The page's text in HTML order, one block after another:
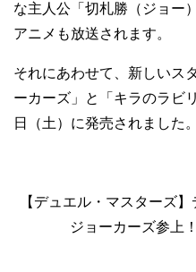
な主人公「切札勝（ジョー
アニメも放送されます。
それにあわせて、新しいス
ーカーズ」と「キラのラビ
日（土）に発売されました。
【デュエル・マスターズ
ジョーカーズ参上